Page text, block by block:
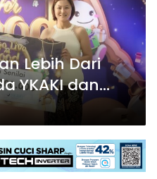
Lebih Dari
YKAKI dan